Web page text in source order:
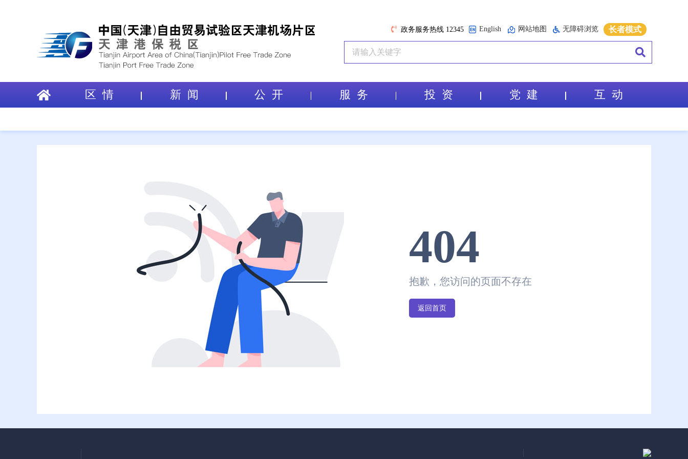
政务服务热线 12345 English 网站地图 无障碍浏览 长者模式
区 情 新 闻 公 开 服 务 投 资 党 建 互 动
404
抱歉，您访问的页面不存在
返回首页